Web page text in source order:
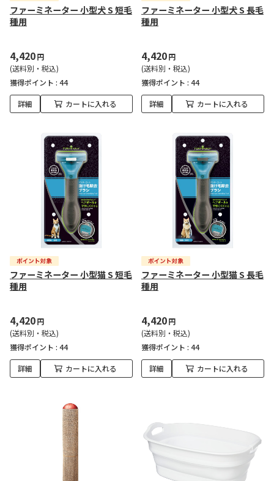
ファーミネーター 小型犬 S 短毛
種用
4,420円
(送料別・税込)
獲得ポイント : 44
詳細 カートに入れる
ファーミネーター 小型犬 S 長毛
種用
4,420円
(送料別・税込)
獲得ポイント : 44
詳細 カートに入れる
ファーミネーター 小型猫 S 短毛
種用
4,420円
(送料別・税込)
獲得ポイント : 44
詳細 カートに入れる
ファーミネーター 小型猫 S 長毛
種用
4,420円
(送料別・税込)
獲得ポイント : 44
詳細 カートに入れる